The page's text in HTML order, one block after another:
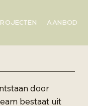
AANBOD
door
bestaat uit